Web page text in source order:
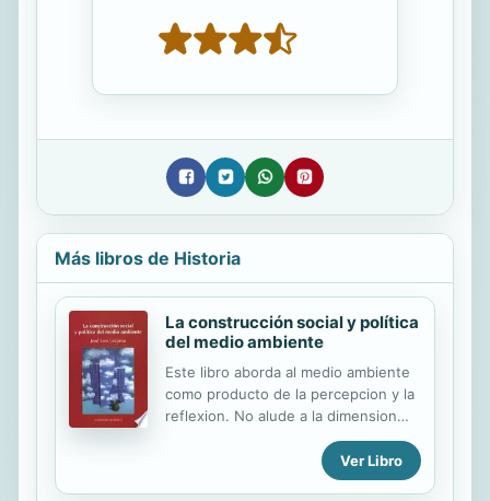
Más libros de Historia
La construcción social y política
del medio ambiente
Este libro aborda al medio ambiente
como producto de la percepcion y la
reflexion. No alude a la dimension
fisica de los problemas ambientales,
sino a la forma bajo la cual estos son
pensados, sentidos y vividos por la
Ver Libro